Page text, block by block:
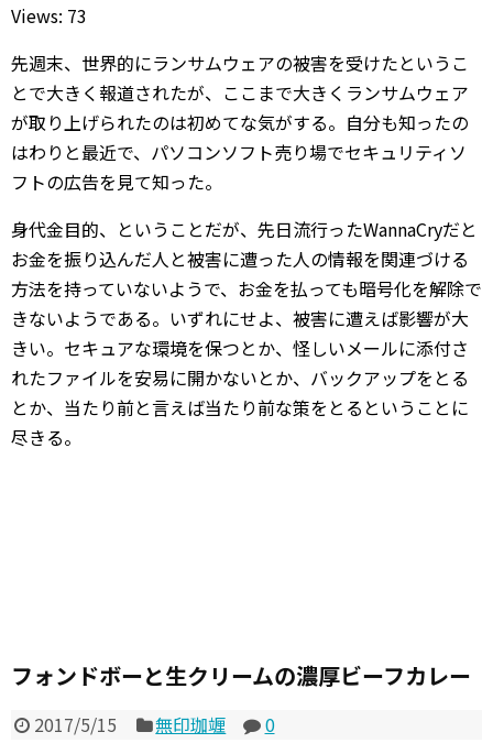
Views: 73
先週末、世界的にランサムウェアの被害を受けたというこ
とで大きく報道されたが、ここまで大きくランサムウェア
が取り上げられたのは初めてな気がする。自分も知ったの
はわりと最近で、パソコンソフト売り場でセキュリティソ
フトの広告を見て知った。
身代金目的、ということだが、先日流行ったWannaCryだと
お金を振り込んだ人と被害に遭った人の情報を関連づける
方法を持っていないようで、お金を払っても暗号化を解除で
きないようである。いずれにせよ、被害に遭えば影響が大
きい。セキュアな環境を保つとか、怪しいメールに添付さ
れたファイルを安易に開かないとか、バックアップをとる
とか、当たり前と言えば当たり前な策をとるということに
尽きる。
フォンドボーと生クリームの濃厚ビーフカレー
2017/5/15 無印珈竰 0